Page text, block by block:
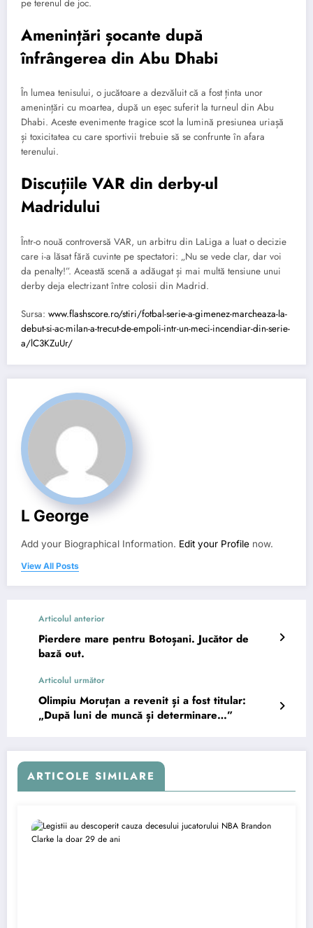
pe terenul de joc.
Amenințări șocante după
înfrângerea din Abu Dhabi
În lumea tenisului, o jucătoare a dezvăluit că a fost ținta unor
amenințări cu moartea, după un eșec suferit la turneul din Abu
Dhabi. Aceste evenimente tragice scot la lumină presiunea uriașă
și toxicitatea cu care sportivii trebuie să se confrunte în afara
terenului.
Discuțiile VAR din derby-ul
Madridului
Într-o nouă controversă VAR, un arbitru din LaLiga a luat o decizie
care i-a lăsat fără cuvinte pe spectatori: „Nu se vede clar, dar voi
da penalty!”. Această scenă a adăugat și mai multă tensiune unui
derby deja electrizant între colosii din Madrid.
Sursa: www.flashscore.ro/stiri/fotbal-serie-a-gimenez-marcheaza-la-
debut-si-ac-milan-a-trecut-de-empoli-intr-un-meci-incendiar-din-serie-
a/lC3KZuUr/
L George
Add your Biographical Information. Edit your Profile now.
View All Posts
Articolul anterior
Pierdere mare pentru Botoșani. Jucător de
bază out.
Articolul următor
Olimpiu Moruțan a revenit și a fost titular:
„După luni de muncă și determinare…”
ARTICOLE SIMILARE